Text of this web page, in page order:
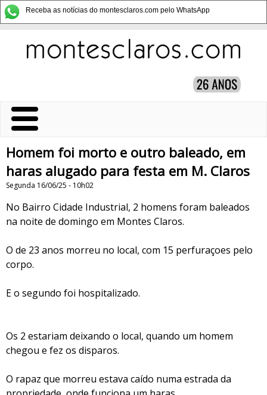
Receba as notícias do montesclaros.com pelo WhatsApp
Homem foi morto e outro baleado, em
haras alugado para festa em M. Claros
Segunda 16/06/25 - 10h02
No Bairro Cidade Industrial, 2 homens foram baleados
na noite de domingo em Montes Claros.
O de 23 anos morreu no local, com 15 perfuraçoes pelo
corpo.
E o segundo foi hospitalizado.
Os 2 estariam deixando o local, quando um homem
chegou e fez os disparos.
O rapaz que morreu estava caído numa estrada da